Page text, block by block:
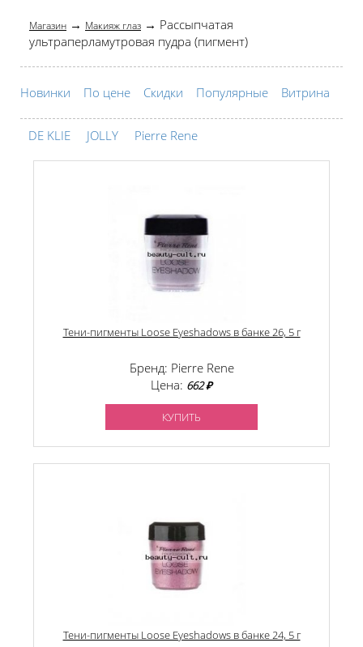
Магазин → Макияж глаз → Рассыпчатая
ультраперламутровая пудра (пигмент)
Новинки По цене Скидки Популярные Витрина
DE KLIE JOLLY Pierre Rene
Тени-пигменты Loose Eyeshadows в банке 26, 5 г
Бренд: Pierre Rene
Цена: 662 ₽
КУПИТЬ
Тени-пигменты Loose Eyeshadows в банке 24, 5 г